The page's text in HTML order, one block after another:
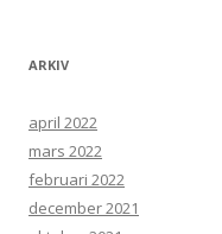
ARKIV
april 2022
mars 2022
februari 2022
december 2021